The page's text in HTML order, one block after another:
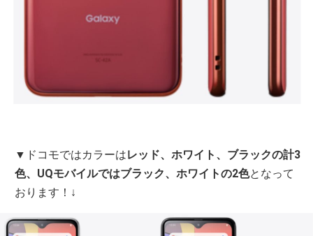
▼ドコモではカラーはレッド、ホワイト、ブラックの計3
色、UQモバイルではブラック、ホワイトの2色となって
おります！↓